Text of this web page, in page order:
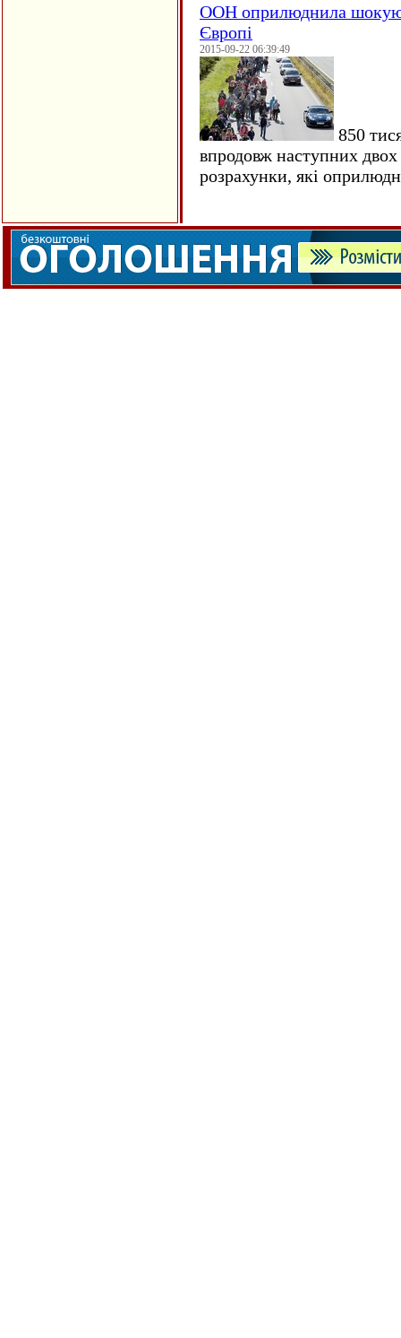
ООН оприлюднила
Європі
2015-09-22 06:39:49
850
впродовж наступних
розрахунки, які